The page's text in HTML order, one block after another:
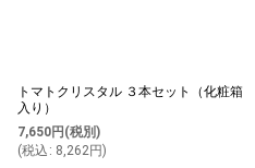
トマトクリスタル ３本セット（化粧箱
入り）
7,650円 (税別)
(税込 : 8,262円)